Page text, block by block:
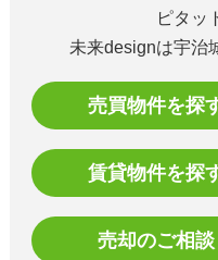
ピタッ
未来designは宇治
売買物件を探
賃貸物件を探
売却のご相談